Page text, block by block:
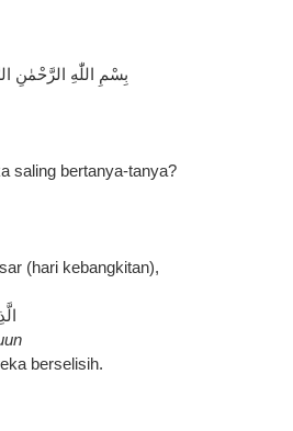
بِسْمِ اللّٰهِ الرَّحْمٰنِ
saling bertanya-tanya?
(hari kebangkitan),
berselisih.